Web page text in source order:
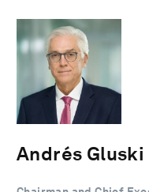
Andrés Gluski